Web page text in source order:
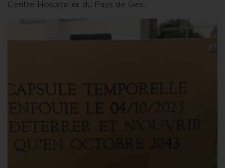
Centre Hospitalier du Pays de Gex.